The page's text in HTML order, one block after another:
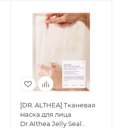
[DR. ALTHEA] Тканевая
маска для лица
Dr.Althea Jelly Seal